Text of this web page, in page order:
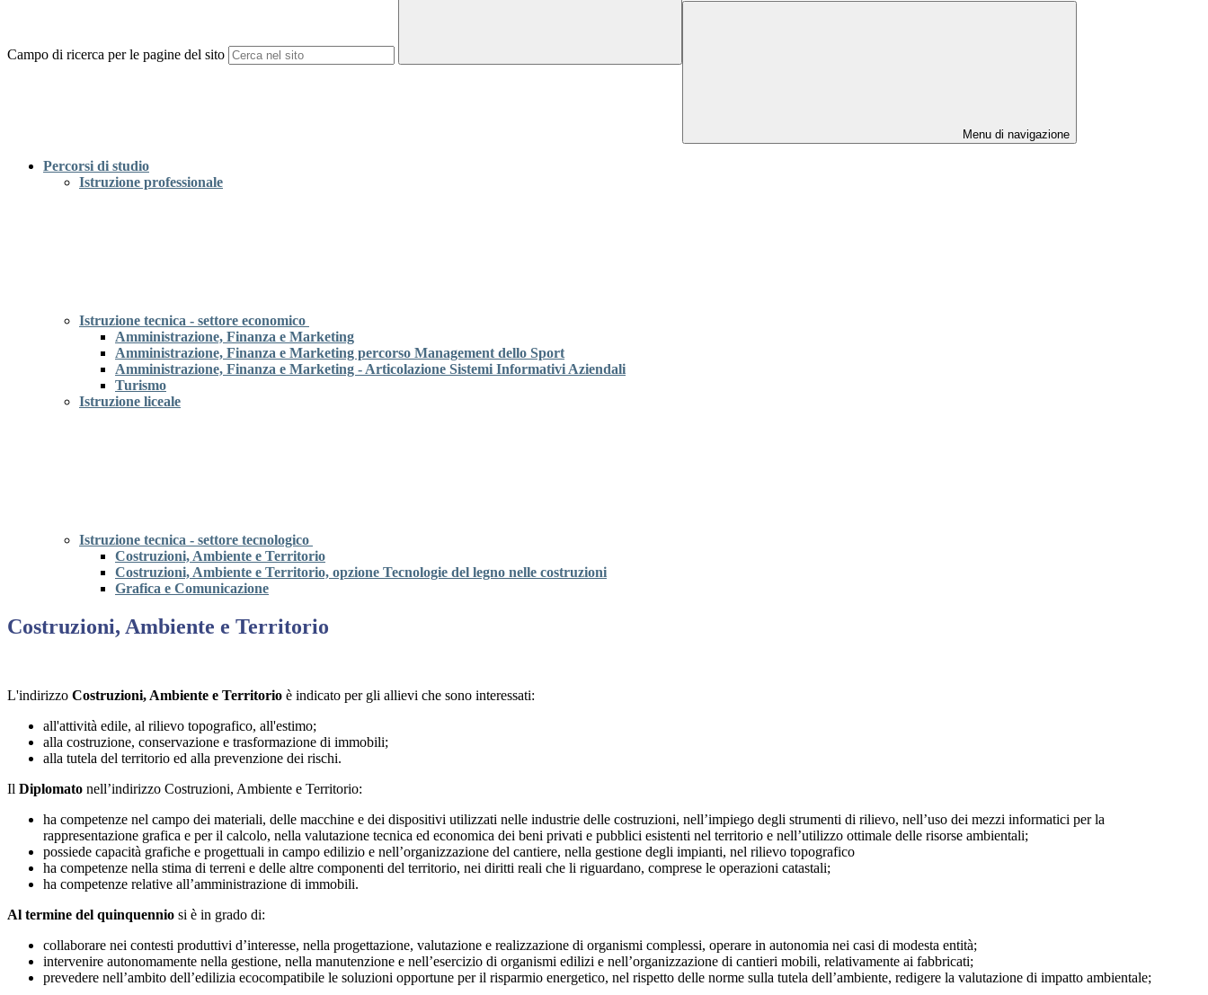
Campo di ricerca per le pagine del sito
Menu di navigazione
Percorsi di studio
Istruzione professionale
Istruzione tecnica - settore economico
Amministrazione, Finanza e Marketing
Amministrazione, Finanza e Marketing percorso Management dello Sport
Amministrazione, Finanza e Marketing - Articolazione Sistemi Informativi Aziendali
Turismo
Istruzione liceale
Istruzione tecnica - settore tecnologico
Costruzioni, Ambiente e Territorio
Costruzioni, Ambiente e Territorio, opzione Tecnologie del legno nelle costruzioni
Grafica e Comunicazione
Costruzioni, Ambiente e Territorio
L'indirizzo Costruzioni, Ambiente e Territorio è indicato per gli allievi che sono interessati:
all'attività edile, al rilievo topografico, all'estimo;
alla costruzione, conservazione e trasformazione di immobili;
alla tutela del territorio ed alla prevenzione dei rischi.
Il Diplomato nell’indirizzo Costruzioni, Ambiente e Territorio:
ha competenze nel campo dei materiali, delle macchine e dei dispositivi utilizzati nelle industrie delle costruzioni, nell’impiego degli strumenti di rilievo, nell’uso dei mezzi informatici per la
rappresentazione grafica e per il calcolo, nella valutazione tecnica ed economica dei beni privati e pubblici esistenti nel territorio e nell’utilizzo ottimale delle risorse ambientali;
possiede capacità grafiche e progettuali in campo edilizio e nell’organizzazione del cantiere, nella gestione degli impianti, nel rilievo topografico
ha competenze nella stima di terreni e delle altre componenti del territorio, nei diritti reali che li riguardano, comprese le operazioni catastali;
ha competenze relative all’amministrazione di immobili.
Al termine del quinquennio si è in grado di:
collaborare nei contesti produttivi d’interesse, nella progettazione, valutazione e realizzazione di organismi complessi, operare in autonomia nei casi di modesta entità;
intervenire autonomamente nella gestione, nella manutenzione e nell’esercizio di organismi edilizi e nell’organizzazione di cantieri mobili, relativamente ai fabbricati;
prevedere nell’ambito dell’edilizia ecocompatibile le soluzioni opportune per il risparmio energetico, nel rispetto delle norme sulla tutela dell’ambiente, redigere la valutazione di impatto ambientale;